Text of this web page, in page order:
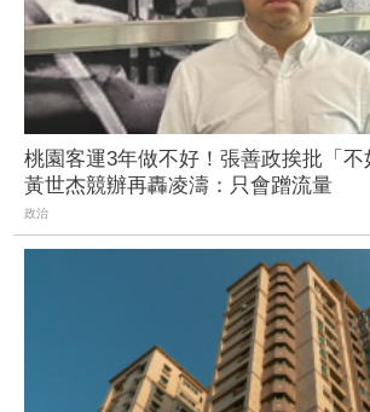
桃園客運3年做不好！張善政挨批「
黃世杰競辦再轟凌濤：只會蹭流量
政治